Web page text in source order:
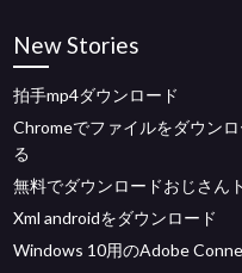
New Stories
拍手mp4ダウンロード
Chromeでファイルをダウン
る
無料でダウンロードおじさん
Xml androidをダウンロード
Windows 10用のAdobe